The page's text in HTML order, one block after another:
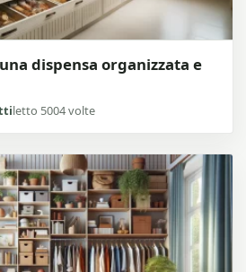
dispensa organizzata e
letto 5004 volte